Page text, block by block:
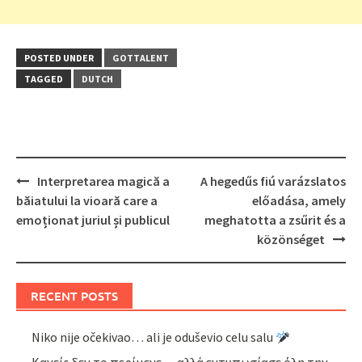
POSTED UNDER
GOTTALENT
TAGGED
DUTCH
Post
navigation
Interpretarea magică a
băiatului la vioară care a
emoționat juriul și publicul
A hegedűs fiú varázslatos
előadása, amely
meghatotta a zsűrit és a
közönséget
RECENT POSTS
Niko nije očekivao… ali je oduševio celu salu